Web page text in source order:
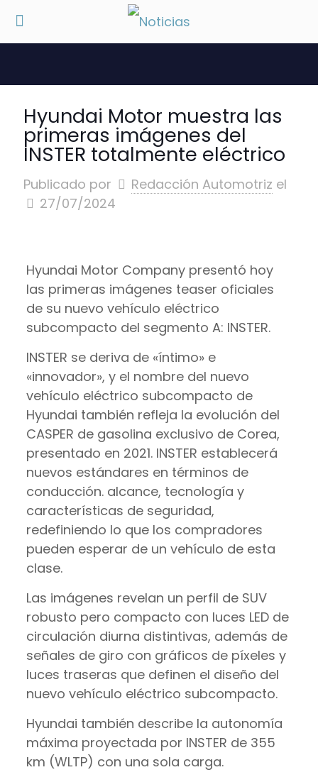
Hyundai Motor muestra las
primeras imágenes del
INSTER totalmente eléctrico
Publicado por Redacción Automotriz el
27/07/2024
Hyundai Motor Company presentó hoy
las primeras imágenes teaser oficiales
de su nuevo vehículo eléctrico
subcompacto del segmento A: INSTER.
INSTER se deriva de «íntimo» e
«innovador», y el nombre del nuevo
vehículo eléctrico subcompacto de
Hyundai también refleja la evolución del
CASPER de gasolina exclusivo de Corea,
presentado en 2021. INSTER establecerá
nuevos estándares en términos de
conducción. alcance, tecnología y
características de seguridad,
redefiniendo lo que los compradores
pueden esperar de un vehículo de esta
clase.
Las imágenes revelan un perfil de SUV
robusto pero compacto con luces LED de
circulación diurna distintivas, además de
señales de giro con gráficos de píxeles y
luces traseras que definen el diseño del
nuevo vehículo eléctrico subcompacto.
Hyundai también describe la autonomía
máxima proyectada por INSTER de 355
km (WLTP) con una sola carga.